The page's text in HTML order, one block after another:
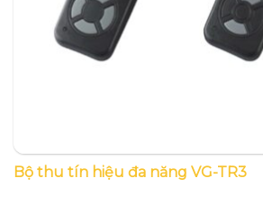
Bộ thu tín hiệu đa năng VG-TR3